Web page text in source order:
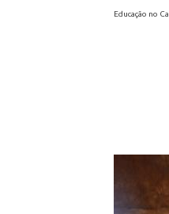
Educação no